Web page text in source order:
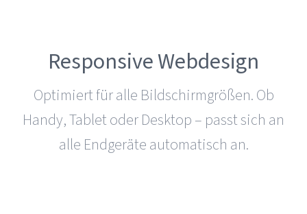
Responsive Webdesign
Optimiert für alle Bild­schirm­größen. Ob
Handy, Tablet oder Desktop – passt sich an
alle Endgeräte auto­ma­tisch an.